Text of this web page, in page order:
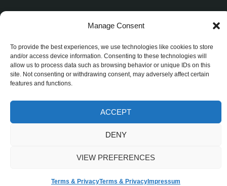
Manage Consent
To provide the best experiences, we use technologies like cookies to store
and/or access device information. Consenting to these technologies will
allow us to process data such as browsing behavior or unique IDs on this
site. Not consenting or withdrawing consent, may adversely affect certain
features and functions.
ACCEPT
DENY
VIEW PREFERENCES
Terms & PrivacyTerms & Privacy Impressum
© 2025 StrefaJednorazowek.pl. Wszelkie prawa
zastrzeżone.
Account Cart